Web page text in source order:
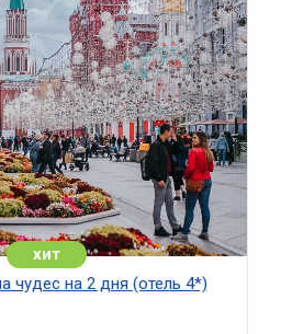
хит
чудес на 2 дня (отель 4*)